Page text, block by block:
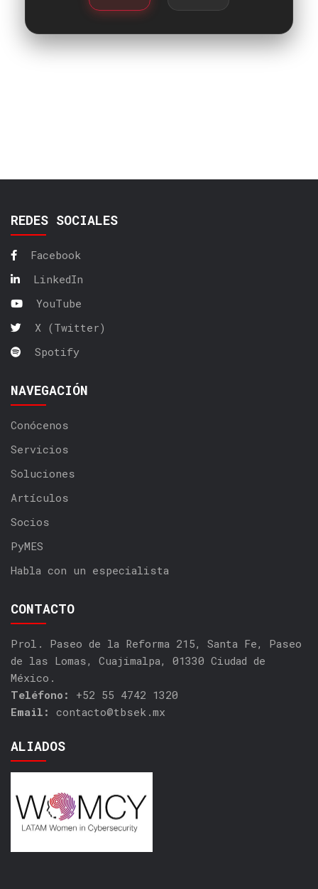
REDES SOCIALES
Facebook
LinkedIn
YouTube
X (Twitter)
Spotify
NAVEGACIÓN
Conócenos
Servicios
Soluciones
Artículos
Socios
PyMES
Habla con un especialista
CONTACTO
Prol. Paseo de la Reforma 215, Santa Fe, Paseo
de las Lomas, Cuajimalpa, 01330 Ciudad de
México.
Teléfono:
+52 55 4742 1320
Email: contacto@tbsek.mx
ALIADOS